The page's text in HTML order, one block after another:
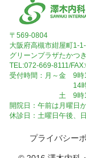
〒569-0804
大阪府高槻市紺屋町1-
グリーンプラザたかつ
TEL:072-669-8111/
受付時間：月～金 9時
14時45分
土 9時15分
開院日：午前は月曜日
休診日：土曜日午後、
プライバシー